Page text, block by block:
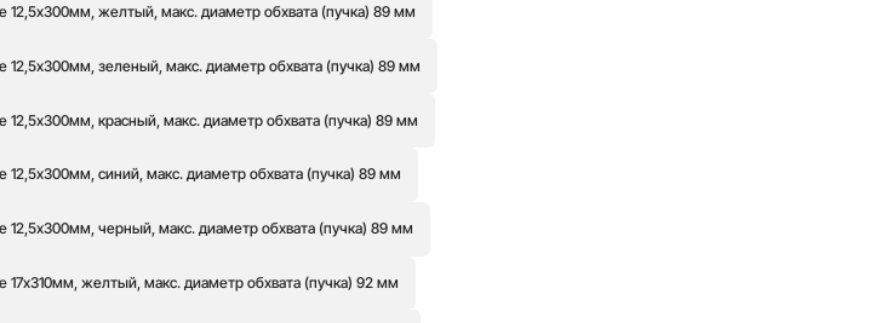
12,5х300мм, желтый, макс. диаметр обхвата (пучка) 89 мм
12,5х300мм, зеленый, макс. диаметр обхвата (пучка) 89 мм
12,5х300мм, красный, макс. диаметр обхвата (пучка) 89 мм
12,5х300мм, синий, макс. диаметр обхвата (пучка) 89 мм
12,5х300мм, черный, макс. диаметр обхвата (пучка) 89 мм
17х310мм, желтый, макс. диаметр обхвата (пучка) 92 мм